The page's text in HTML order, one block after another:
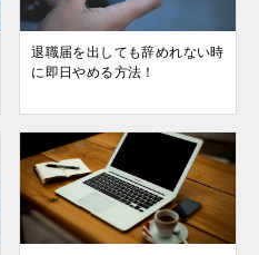
退職届を出しても辞めれない時
に即日やめる方法！